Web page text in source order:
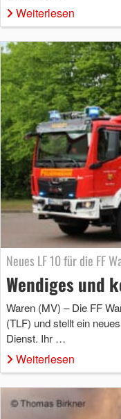
Weiterlesen
Neues LF 10 für die FF
Wendiges und
Waren (MV) – Die FF
(TLF) und stellt ein
Dienst. Ihr …
Weiterlesen